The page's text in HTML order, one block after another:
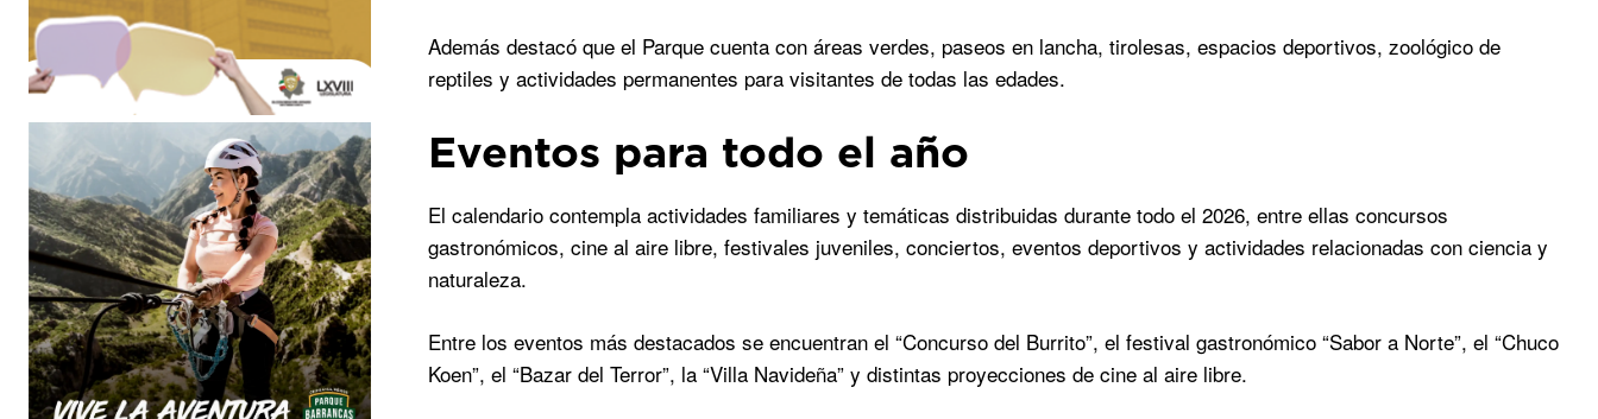
Además destacó que el Parque cuenta con áreas verdes, paseos en lancha, tirolesas, espacios deportivos, zoológico de
reptiles y actividades permanentes para visitantes de todas las edades.
Eventos para todo el año
El calendario contempla actividades familiares y temáticas distribuidas durante todo el 2026, entre ellas concursos
gastronómicos, cine al aire libre, festivales juveniles, conciertos, eventos deportivos y actividades relacionadas con ciencia y
naturaleza.
Entre los eventos más destacados se encuentran el “Concurso del Burrito”, el festival gastronómico “Sabor a Norte”, el “Chuco
Koen”, el “Bazar del Terror”, la “Villa Navideña” y distintas proyecciones de cine al aire libre.